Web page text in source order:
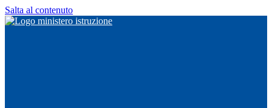
Salta al contenuto